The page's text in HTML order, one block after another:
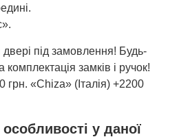
під замовлення! Будь-
комплектація замків і ручок!
грн. «Chiza» (Італія) +2200
особливості у даної